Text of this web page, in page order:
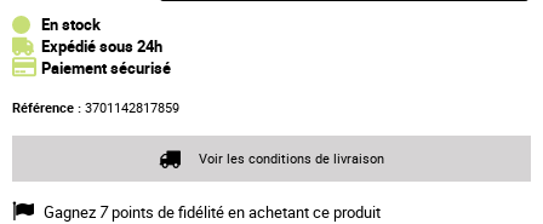
En stock
Expédié sous 24h
Paiement sécurisé
Référence : 3701142817859
Gagnez 7points de fidélité en achetant ce produit
Voir les conditions de livraison